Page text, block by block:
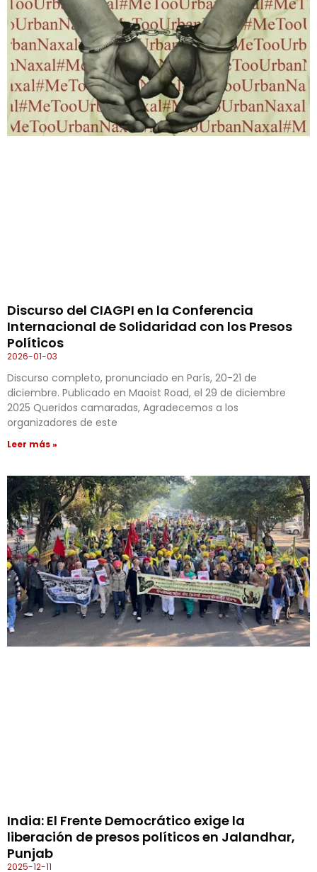
Discurso del CIAGPI en la Conferencia
Internacional de Solidaridad con los Presos
Políticos
2026-01-03
Discurso completo, pronunciado en París, 20-21 de
diciembre. Publicado en Maoist Road, el 29 de diciembre
2025 Queridos camaradas, Agradecemos a los
organizadores de este
Leer más »
India: El Frente Democrático exige la
liberación de presos políticos en Jalandhar,
Punjab
2025-12-11